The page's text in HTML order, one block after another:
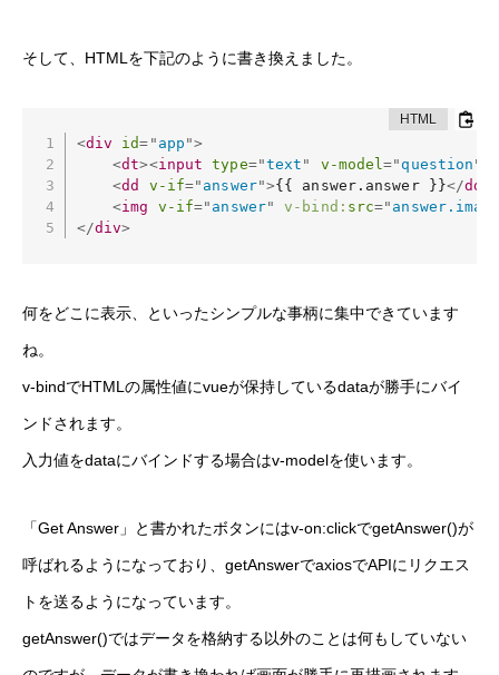
RECRUIT
COMPANY
そして、HTMLを下記のように書き換えました。
<div id= " app ">
<dt><input type="text " v-model="question "
<dd v-if=" answer">{{ answer.answer }}</dd
<img v-if=" answer" v-bind: src="
</div>
何をどこに表示、といったシンプルな事柄に集中できています
ね。
v-bindでHTMLの属性値にvueが保持しているdataが勝手にバイ
ンドされます。
入力値をdataにバインドする場合はv-modelを使います。
「Get Answer」と書かれたボタンにはv-on:clickでgetAnswer()が
呼ばれるようになっており、getAnswerでaxiosでAPIにリクエス
トを送るようになっています。
getAnswer()ではデータを格納する以外のことは何もしていない